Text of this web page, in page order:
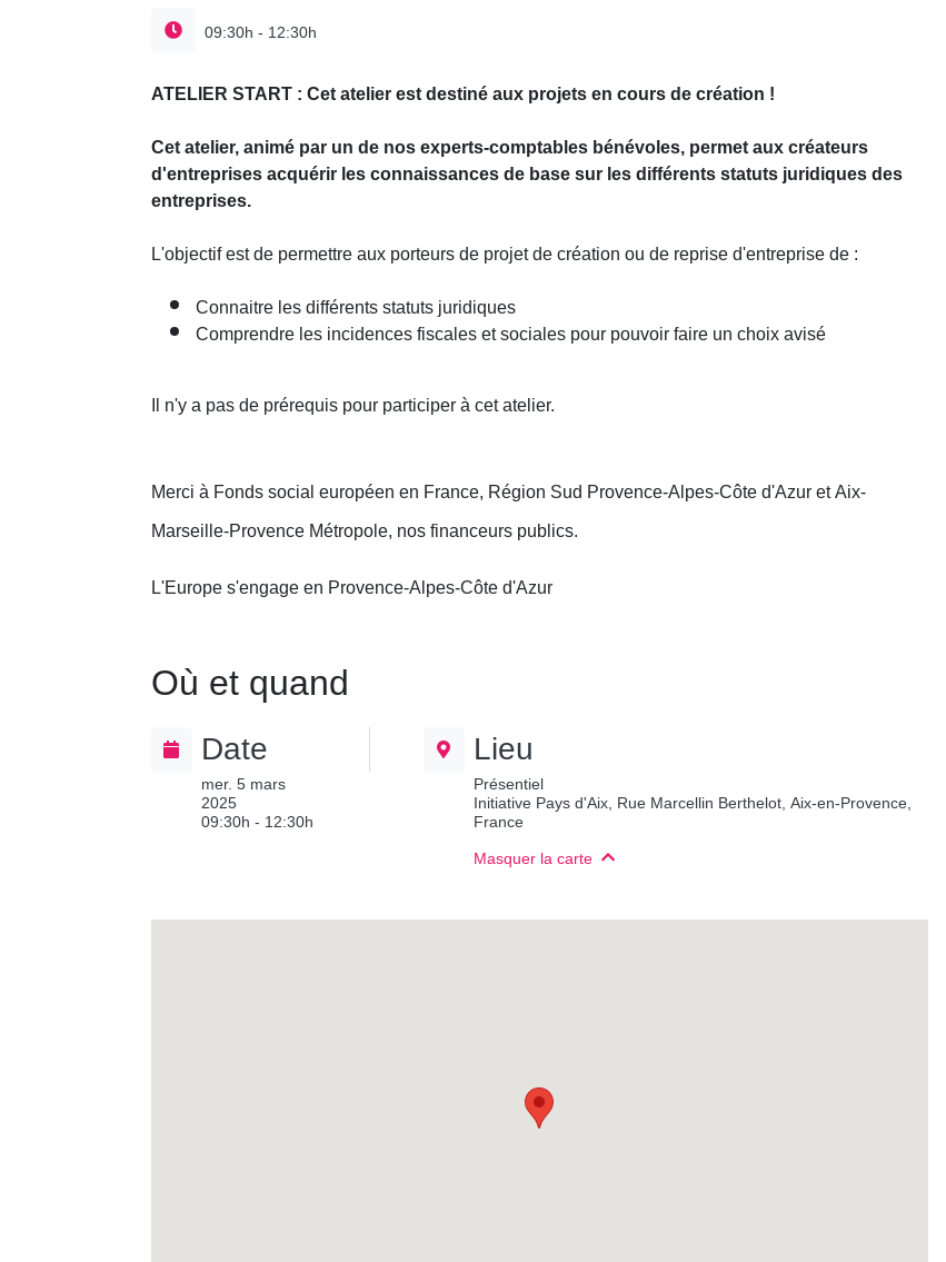
09:30h - 12:30h
ATELIER START : Cet atelier est destiné aux projets en cours de création !
Cet atelier, animé par un de nos experts-comptables bénévoles, permet aux créateurs
d'entreprises acquérir les connaissances de base sur les différents statuts juridiques des
entreprises.
L'objectif est de permettre aux porteurs de projet de création ou de reprise d'entreprise de :
Connaitre les différents statuts juridiques
Comprendre les incidences fiscales et sociales pour pouvoir faire un choix avisé
Il n'y a pas de prérequis pour participer à cet atelier.
Merci à Fonds social européen en France, Région Sud Provence-Alpes-Côte d'Azur et Aix-
Marseille-Provence Métropole, nos financeurs publics.
L'Europe s'engage en Provence-Alpes-Côte d'Azur
Où et quand
Date
mer. 5 mars
2025
09:30h - 12:30h
Lieu
Présentiel
Initiative Pays d'Aix, Rue Marcellin Berthelot, Aix-en-Provence,
France
Masquer la carte